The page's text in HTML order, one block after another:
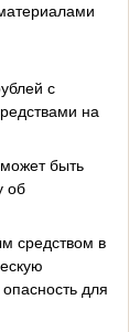
с
на
быть
об
средством в
для